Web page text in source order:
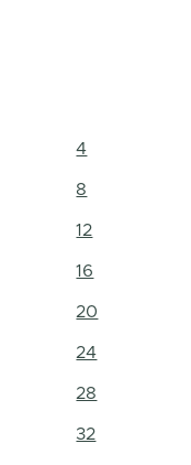
4
8
12
16
20
24
28
32